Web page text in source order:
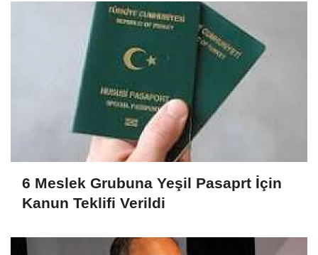
6 Meslek Grubuna Yeşil Pasaprt İçin
Kanun Teklifi Verildi